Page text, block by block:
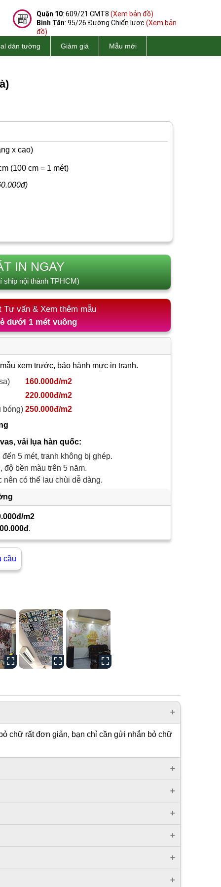
Quận 10: 609/21 CMT8 (Xem bản đồ)
Bình Tân: 95/26 Đường Chiến lược (Xem bản
đồ)
dán tường Giảm giá Mẫu mới
x cao)
(100 cm = 1 mét)
IN NGAY
ship nội thành TPHCM)
Tư vấn & Xem thêm mẫu
dưới 1 mét vuông
xem trước, bảo hành mực in tranh.
160.000đ/m2
220.000đ/m2
bóng) 250.000đ/m2
vải lụa hàn quốc:
5 mét, tranh không bị ghép.
bền màu trên 5 năm.
có thể lau chùi dễ dàng.
m2
.
cầu
chữ rất đơn giản, bạn chỉ cần gửi nhắn bỏ chữ